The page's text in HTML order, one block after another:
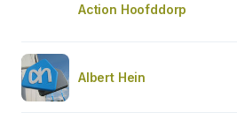
Action Hoofddorp
Albert Hein